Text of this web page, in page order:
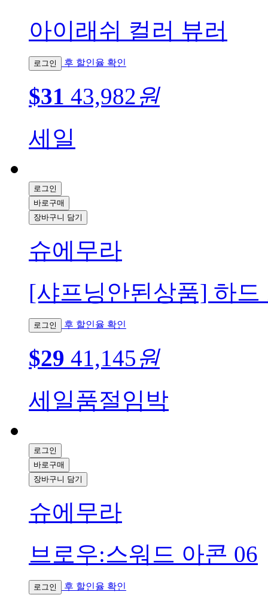
아이래쉬 컬러 뷰러
로그인 후 할인율 확인
$31 43,982원
세일
로그인
바로구매
장바구니 담기
슈에무라
[샤프닝안된상품] 하드
로그인 후 할인율 확인
$29 41,145원
세일품절임박
로그인
바로구매
장바구니 담기
슈에무라
브로우:스워드 아콘 06
로그인 후 할인율 확인